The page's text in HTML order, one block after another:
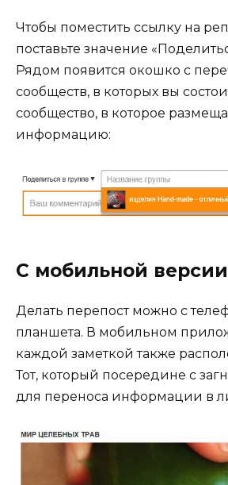
Чтобы поместить ссылку на
поставьте значение
Рядом появится окошко с
сообществ, в которых вы
сообщество, в которое
информацию:
С мобильной версии
Делать перепост можно с
планшета. В мобильном
каждой заметкой также
Тот, который посередине с
для переноса информации в